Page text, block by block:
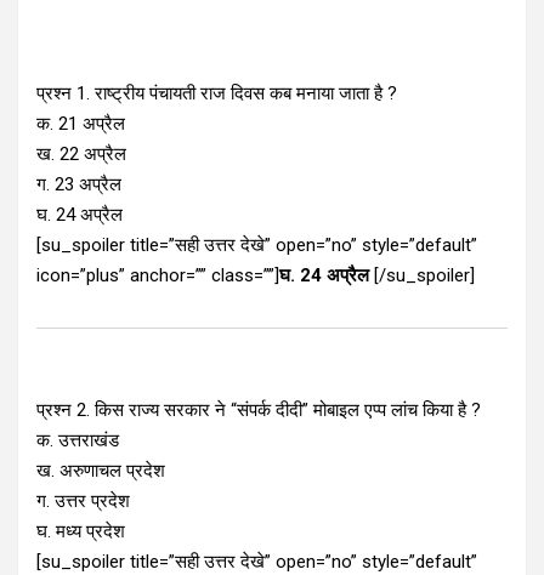
प्रश्न 1. राष्ट्रीय पंचायती राज दिवस कब मनाया जाता है ?
क. 21 अप्रैल
ख. 22 अप्रैल
ग. 23 अप्रैल
घ. 24 अप्रैल
[su_spoiler title=”सही उत्तर देखे” open=”no” style=”default”
icon=”plus” anchor=”” class=””]घ. 24 अप्रैल[/su_spoiler]
प्रश्न 2. किस राज्य सरकार ने “संपर्क दीदी” मोबाइल एप्प लांच किया है ?
क. उत्तराखंड
ख. अरुणाचल प्रदेश
ग. उत्तर प्रदेश
घ. मध्य प्रदेश
[su_spoiler title=”सही उत्तर देखे” open=”no” style=”default”